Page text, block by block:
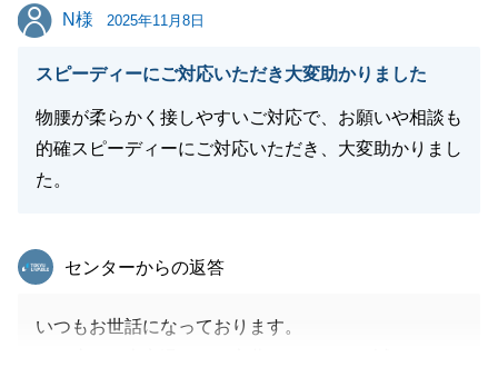
T様の新たな生活が、より一層素晴らしいものとなり
これまでの多大なるご厚情に、改めて深く感謝申し上
げます。
ありがとうございました。
N様
N様 2025年11月8日
スピーディーにご対応いただき大変助かりました
物腰が柔らかく接しやすいご対応で、お願いや相談も
的確スピーディーにご対応いただき、大変助かりまし
た。
東急リバブル
センターからの返答
いつもお世話になっております。